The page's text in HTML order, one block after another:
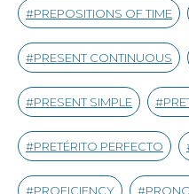
PREPOSITIONS OF TIME
PRESENT CONTINUOUS
PRESENT SIMPLE
PRETÉRITO PERFECTO
PROFICIENCY